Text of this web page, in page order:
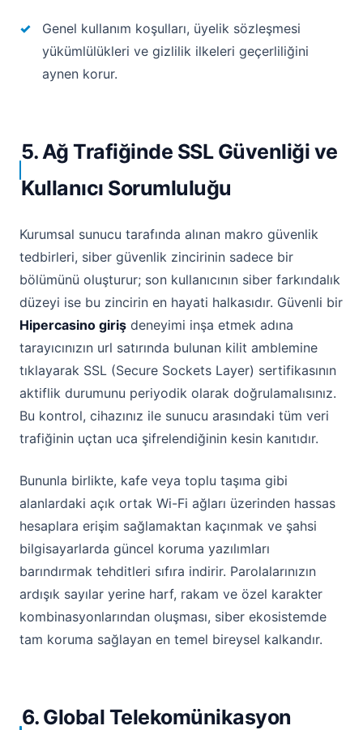
Genel kullanım koşulları, üyelik sözleşmesi
yükümlülükleri ve gizlilik ilkeleri geçerliliğini
aynen korur.
5. Ağ Trafiğinde SSL Güvenliği ve
Kullanıcı Sorumluluğu
Kurumsal sunucu tarafında alınan makro güvenlik
tedbirleri, siber güvenlik zincirinin sadece bir
bölümünü oluşturur; son kullanıcının siber farkındalık
düzeyi ise bu zincirin en hayati halkasıdır. Güvenli bir
Hipercasino giriş deneyimi inşa etmek adına
tarayıcınızın url satırında bulunan kilit amblemine
tıklayarak SSL (Secure Sockets Layer) sertifikasının
aktiflik durumunu periyodik olarak doğrulamalısınız.
Bu kontrol, cihazınız ile sunucu arasındaki tüm veri
trafiğinin uçtan uca şifrelendiğinin kesin kanıtıdır.
Bununla birlikte, kafe veya toplu taşıma gibi
alanlardaki açık ortak Wi-Fi ağları üzerinden hassas
hesaplara erişim sağlamaktan kaçınmak ve şahsi
bilgisayarlarda güncel koruma yazılımları
barındırmak tehditleri sıfıra indirir. Parolalarınızın
ardışık sayılar yerine harf, rakam ve özel karakter
kombinasyonlarından oluşması, siber ekosistemde
tam koruma sağlayan en temel bireysel kalkandır.
6. Global Telekomünikasyon